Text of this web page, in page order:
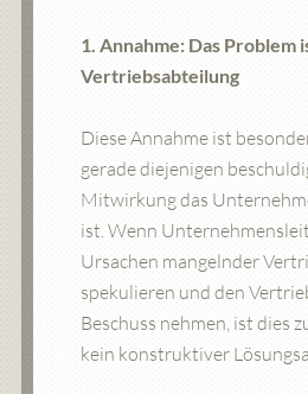
1. Annahme: Das Problem
Vertriebsabteilung
Diese Annahme ist
gerade diejenigen
Mitwirkung das
ist. Wenn
Ursachen mangelnder
spekulieren und den
Beschuss nehmen, ist dies
kein konstruktiver